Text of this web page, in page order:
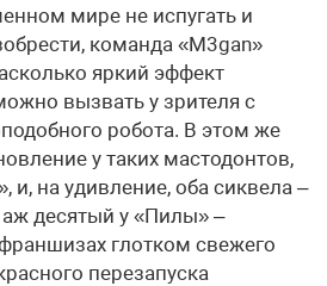
мире не испугать и
команда «M3gan»
яркий эффект
вызвать у зрителя с
робота. В этом же
у таких мастодонтов,
и, на удивление, оба сиквела –
десятый у «Пилы» –
глотком свежего
перезапуска